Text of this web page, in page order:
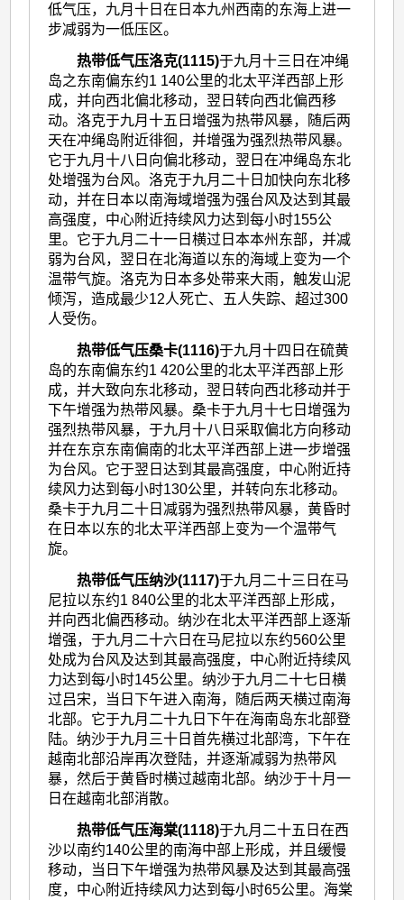
低气压，九月十日在日本九州西南的东海上进一
步减弱为一低压区。
热带低气压洛克(1115)于九月十三日在冲绳
岛之东南偏东约1 140公里的北太平洋西部上形
成，并向西北偏北移动，翌日转向西北偏西移
动。洛克于九月十五日增强为热带风暴，随后两
天在冲绳岛附近徘徊，并增强为强烈热带风暴。
它于九月十八日向偏北移动，翌日在冲绳岛东北
处增强为台风。洛克于九月二十日加快向东北移
动，并在日本以南海域增强为强台风及达到其最
高强度，中心附近持续风力达到每小时155公
里。它于九月二十一日横过日本本州东部，并减
弱为台风，翌日在北海道以东的海域上变为一个
温带气旋。洛克为日本多处带来大雨，触发山泥
倾泻，造成最少12人死亡、五人失踪、超过300
人受伤。
热带低气压桑卡(1116)于九月十四日在硫黄
岛的东南偏东约1 420公里的北太平洋西部上形
成，并大致向东北移动，翌日转向西北移动并于
下午增强为热带风暴。桑卡于九月十七日增强为
强烈热带风暴，于九月十八日采取偏北方向移动
并在东京东南偏南的北太平洋西部上进一步增强
为台风。它于翌日达到其最高强度，中心附近持
续风力达到每小时130公里，并转向东北移动。
桑卡于九月二十日减弱为强烈热带风暴，黄昏时
在日本以东的北太平洋西部上变为一个温带气
旋。
热带低气压纳沙(1117)于九月二十三日在马
尼拉以东约1 840公里的北太平洋西部上形成，
并向西北偏西移动。纳沙在北太平洋西部上逐渐
增强，于九月二十六日在马尼拉以东约560公里
处成为台风及达到其最高强度，中心附近持续风
力达到每小时145公里。纳沙于九月二十七日横
过吕宋，当日下午进入南海，随后两天横过南海
北部。它于九月二十九日下午在海南岛东北部登
陆。纳沙于九月三十日首先横过北部湾，下午在
越南北部沿岸再次登陆，并逐渐减弱为热带风
暴，然后于黄昏时横过越南北部。纳沙于十月一
日在越南北部消散。
热带低气压海棠(1118)于九月二十五日在西
沙以南约140公里的南海中部上形成，并且缓慢
移动，当日下午增强为热带风暴及达到其最高强
度，中心附近持续风力达到每小时65公里。海棠